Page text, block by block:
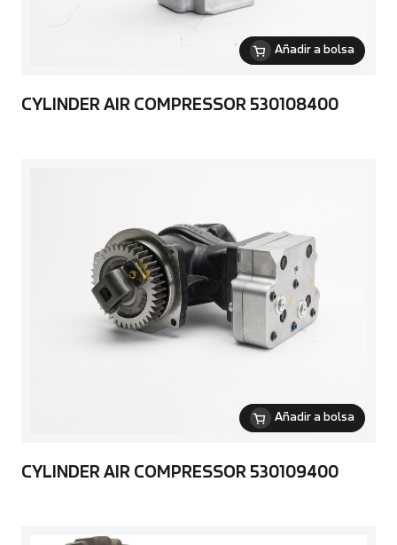
Añadir a bolsa
CYLINDER AIR COMPRESSOR 530108400
Añadir a bolsa
CYLINDER AIR COMPRESSOR 530109400